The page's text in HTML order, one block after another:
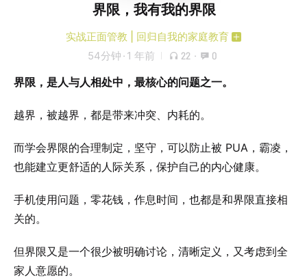
界限，我有我的界限
实战正面管教 | 回归自我的家庭教育
54分钟 · 1 年前 22 · 0
界限，是人与人相处中，最核心的问题之一。
越界，被越界，都是带来冲突、内耗的。
而学会界限的合理制定，坚守，可以防止被 PUA，霸凌，
也能建立更舒适的人际关系，保护自己的内心健康。
手机使用问题，零花钱，作息时间，也都是和界限直接相
关的。
但界限又是一个很少被明确讨论，清晰定义，又考虑到全
家人意愿的。